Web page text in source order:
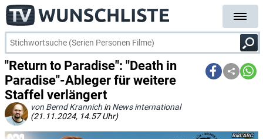
"Return to Paradise": "Death in
Paradise"-Ableger für weitere
Staffel verlängert
von Bernd Krannich in News international
(21.11.2024, 14.57 Uhr)
ABC